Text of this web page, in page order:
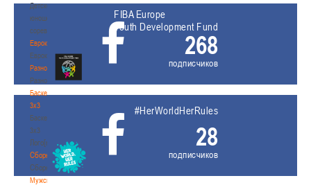
Детско-
юношеские
соревнования
Еврокубки
Еврокубки
Разное
Разное
Баскетбол
3х3
Баскетбол
3х3
Лого[modid=121]
Сборные
Сборные
Мужские
FIBA Europe
Youth Development Fund
268
подписчиков
#HerWorldHerRules
28
подписчиков